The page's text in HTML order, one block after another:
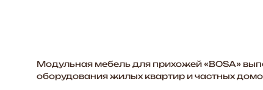
Модульная мебель для прихожей «BOSA»
оборудования жилых квартир и частных